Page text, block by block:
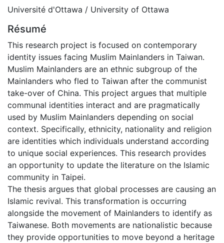
Université d'Ottawa / University of Ottawa
Résumé
This research project is focused on contemporary
identity issues facing Muslim Mainlanders in Taiwan.
Muslim Mainlanders are an ethnic subgroup of the
Mainlanders who fled to Taiwan after the communist
take-over of China. This project argues that multiple
communal identities interact and are pragmatically
used by Muslim Mainlanders depending on social
context. Specifically, ethnicity, nationality and religion
are identities which individuals understand according
to unique social experiences. This research provides
an opportunity to update the literature on the Islamic
community in Taipei.
The thesis argues that global processes are causing an
Islamic revival. This transformation is occurring
alongside the movement of Mainlanders to identify as
Taiwanese. Both movements are nationalistic because
they provide opportunities to move beyond a heritage